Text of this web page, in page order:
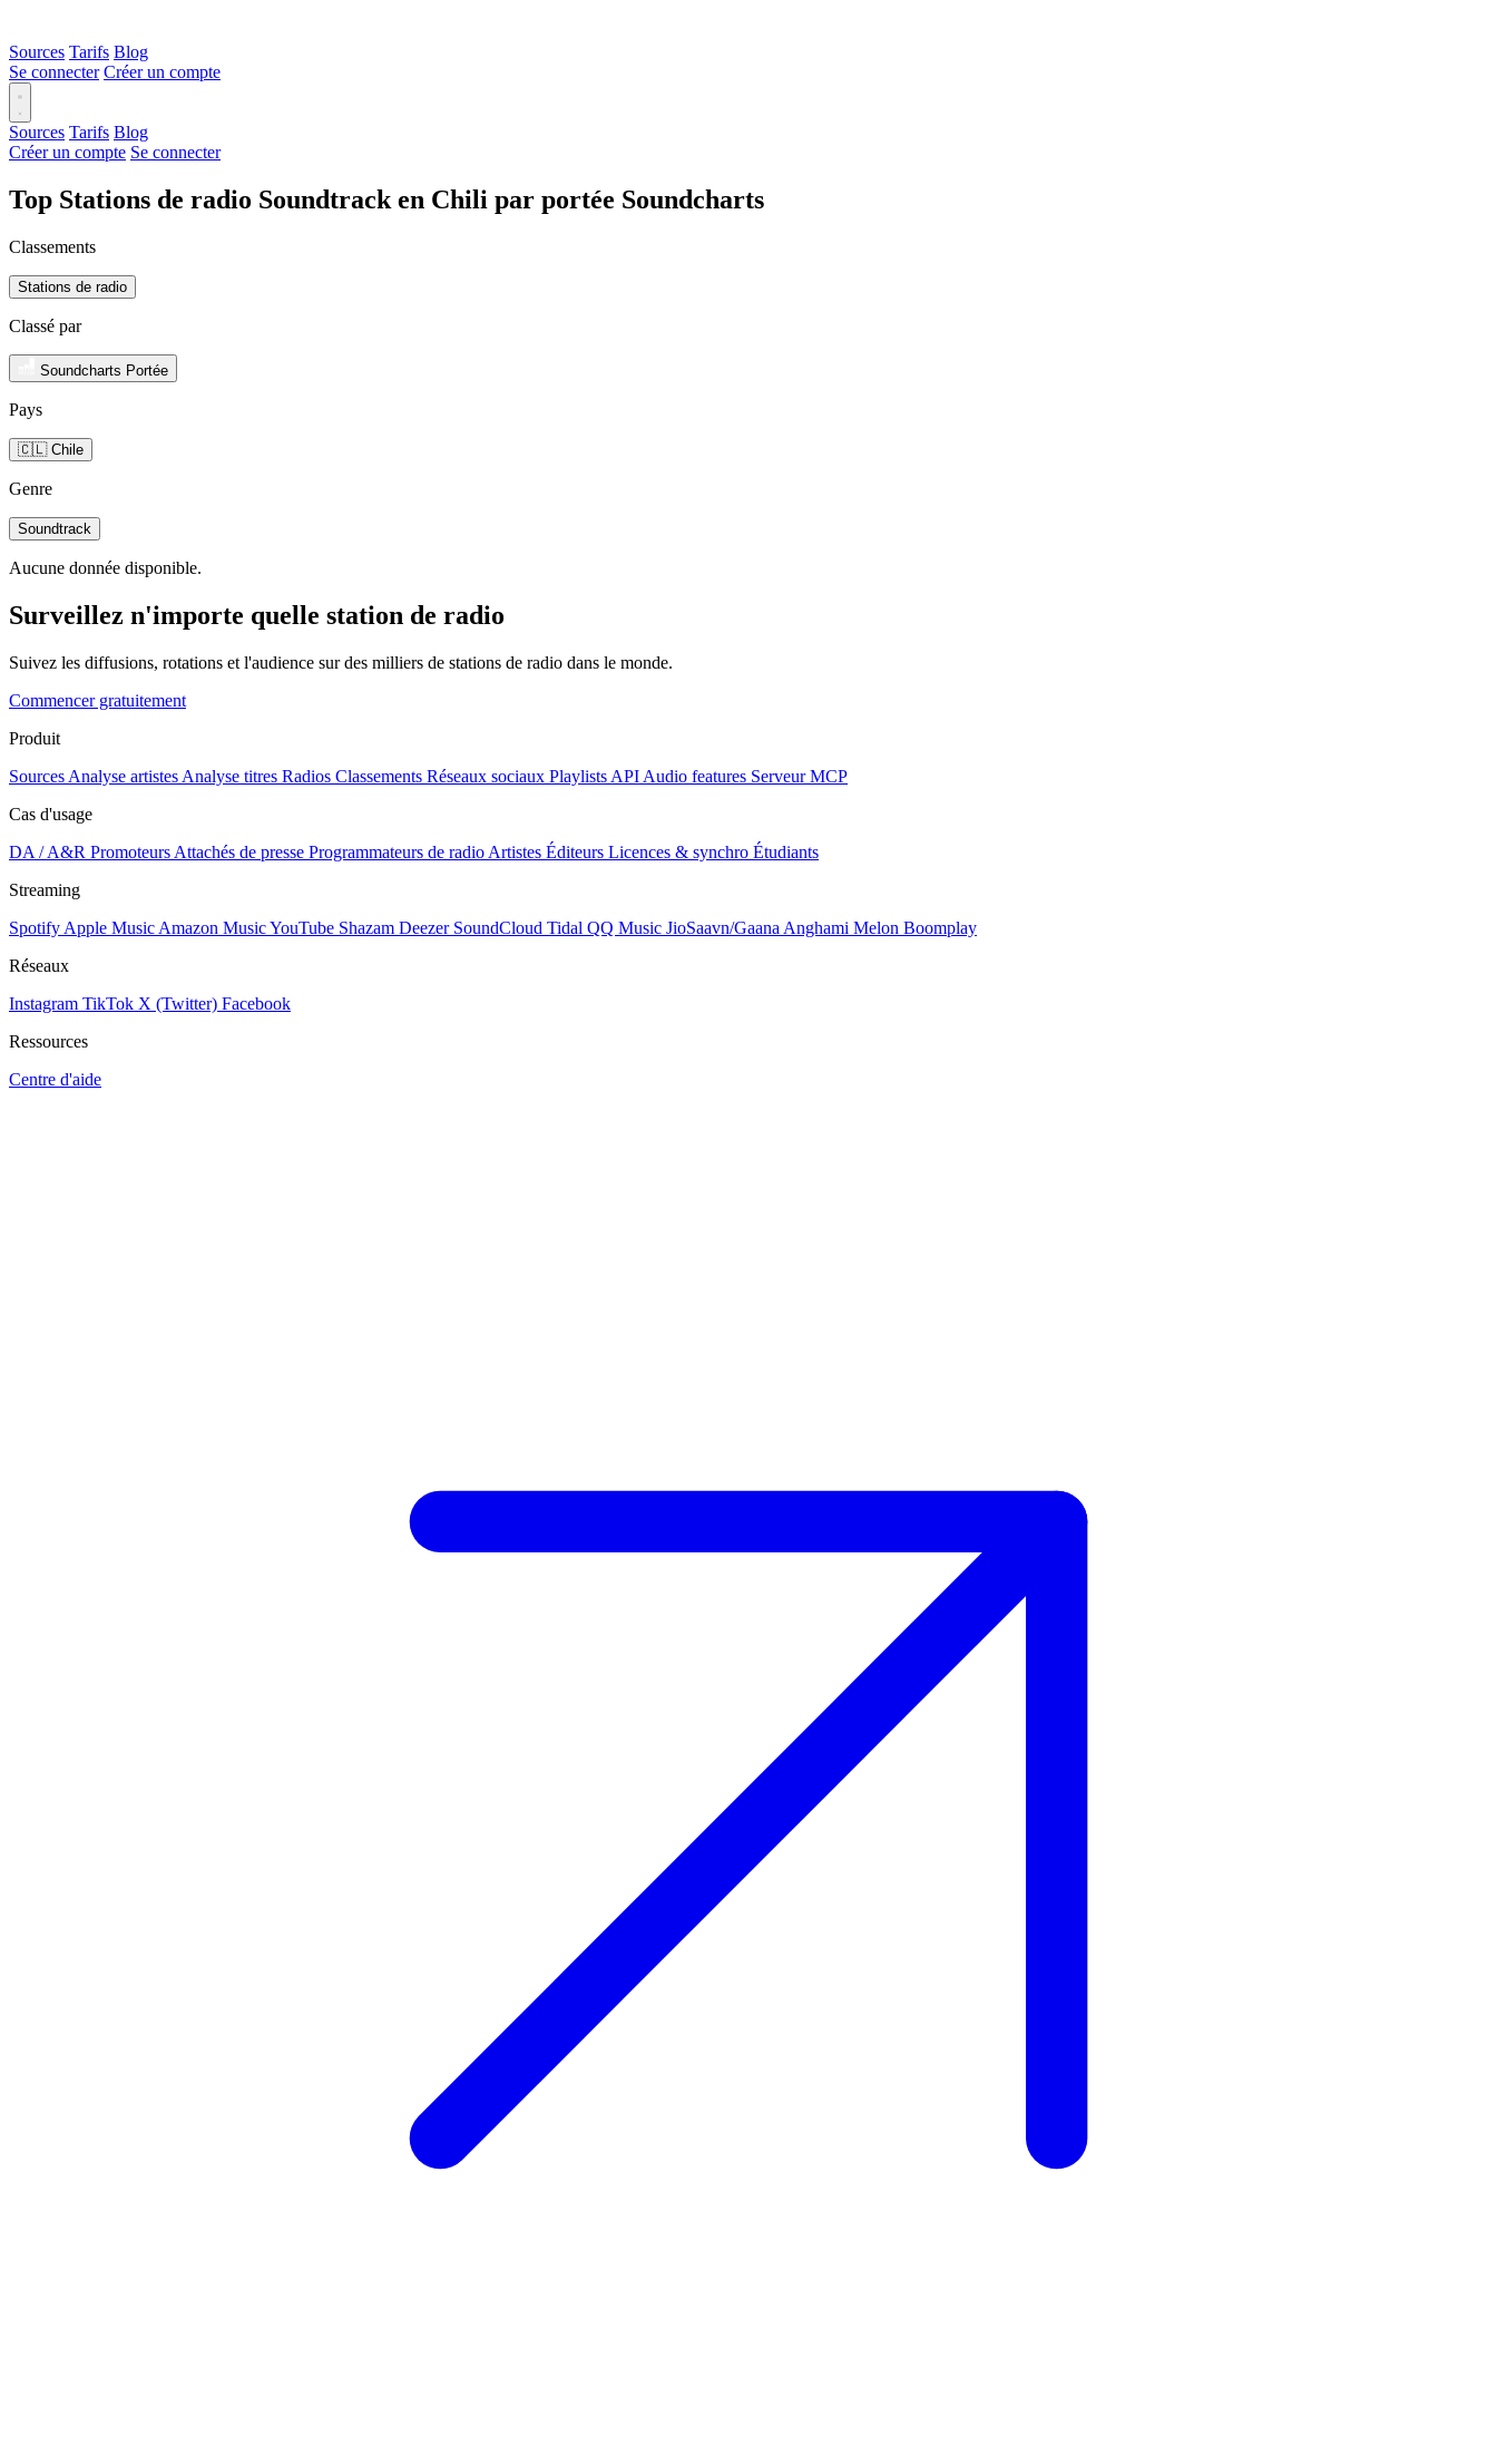
Sources Tarifs Blog
Se connecter Créer un compte
Sources Tarifs Blog
Créer un compte Se connecter
Top Stations de radio Soundtrack en Chili par portée Soundcharts
Classements
Stations de radio
Classé par
Soundcharts Portée
Pays
🇨🇱 Chile
Genre
Soundtrack
Aucune donnée disponible.
Surveillez n'importe quelle station de radio
Suivez les diffusions, rotations et l'audience sur des milliers de stations de radio dans le monde.
Commencer gratuitement
Produit
Sources Analyse artistes Analyse titres Radios Classements Réseaux sociaux Playlists API Audio features Serveur MCP
Cas d'usage
DA / A&R Promoteurs Attachés de presse Programmateurs de radio Artistes Éditeurs Licences & synchro Étudiants
Streaming
Spotify Apple Music Amazon MusicYouTube Shazam Deezer SoundCloud Tidal QQ Music JioSaavn/Gaana Anghami Melon Boomplay
Réseaux
Instagram TikTok X (Twitter) Facebook
Ressources
Centre d'aide